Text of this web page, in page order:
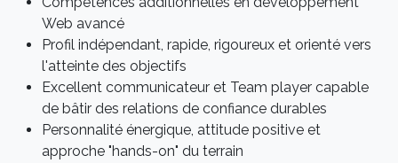
Web avancé
Profil indépendant, rapide, rigoureux et orienté vers
l'atteinte des objectifs
Excellent communicateur et Team player capable
de bâtir des relations de confiance durables
Personnalité énergique, attitude positive et
approche "hands-on" du terrain